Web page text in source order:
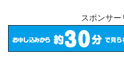
スポンサー